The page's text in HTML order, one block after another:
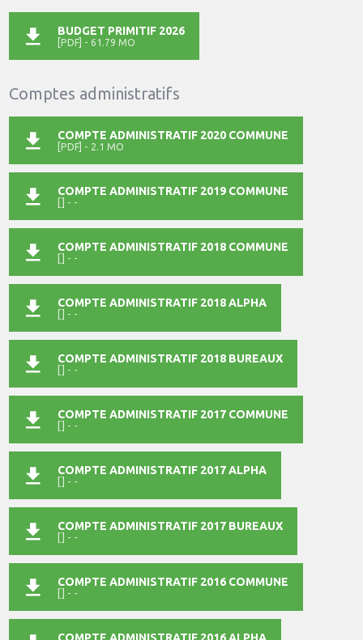
BUDGET PRIMITIF 2026
[PDF] - 61.79 MO
Comptes administratifs
COMPTE ADMINISTRATIF 2020 COMMUNE
[PDF] - 2.1 MO
COMPTE ADMINISTRATIF 2019 COMMUNE
[] - -
COMPTE ADMINISTRATIF 2018 COMMUNE
[] - -
COMPTE ADMINISTRATIF 2018 ALPHA
[] - -
COMPTE ADMINISTRATIF 2018 BUREAUX
[] - -
COMPTE ADMINISTRATIF 2017 COMMUNE
[] - -
COMPTE ADMINISTRATIF 2017 ALPHA
[] - -
COMPTE ADMINISTRATIF 2017 BUREAUX
[] - -
COMPTE ADMINISTRATIF 2016 COMMUNE
[] - -